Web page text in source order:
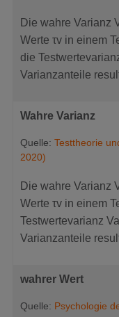
Die wahre Varianz
Werte τv in einem
die
Varianzanteile
Wahre Varianz
Quelle: Testtheorie
2020)
Die wahre Varianz
Werte τv in einem
Testwertevarianz
Varianzanteile
wahrer Wert
Quelle: Psychologie